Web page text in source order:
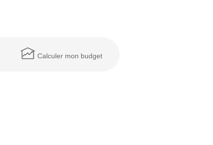
Calculer mon budget